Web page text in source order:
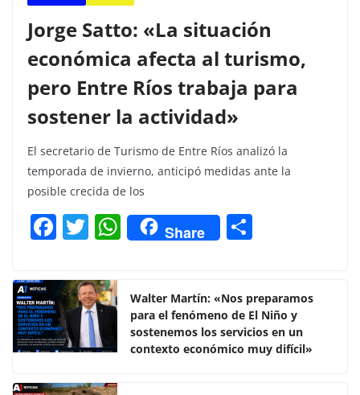
Jorge Satto: «La situación
económica afecta al turismo,
pero Entre Ríos trabaja para
sostener la actividad»
El secretario de Turismo de Entre Ríos analizó la
temporada de invierno, anticipó medidas ante la
posible crecida de los
F
c
e
b
o
o
T
itt
er
W
h
s
A
p
Share
p
ar
tir
Walter Martín: «Nos preparamos
para el fenómeno de El Niño y
sostenemos los servicios en un
contexto económico muy difícil»